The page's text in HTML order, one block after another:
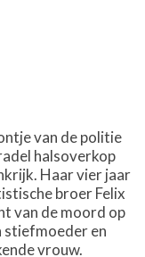
van de politie
halsoverkop
Haar vier jaar
broer Felix
van de moord op
stiefmoeder en
vrouw.